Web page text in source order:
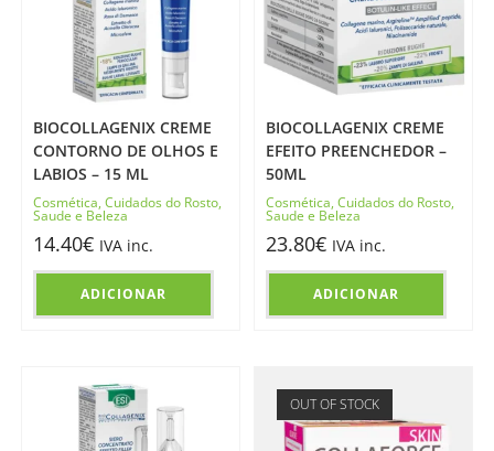
BIOCOLLAGENIX CREME
CONTORNO DE OLHOS E
LABIOS – 15 ML
Cosmética, Cuidados do Rosto,
Saude e Beleza
14.40€ IVA inc.
ADICIONAR
BIOCOLLAGENIX CREME
EFEITO PREENCHEDOR –
50ML
Cosmética,Cuidados do Rosto,
Saude e Beleza
23.80€ IVA inc.
ADICIONAR
OUT OF STOCK